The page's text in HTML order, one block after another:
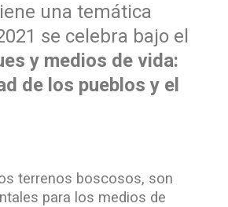
una temática
se celebra bajo el
y medios de vida:
de los pueblos y el
terrenos boscosos, son
para los medios de